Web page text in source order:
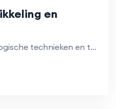
en
Het gebruik van psychologische technieken en theorieën om persoonlijke groei te bevorderen.